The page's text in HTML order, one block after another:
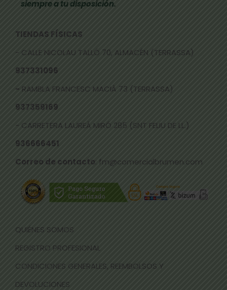
siempre a tu disposición.
TIENDAS FÍSICAS
- CALLE NICOLAU TALLÓ 70, ALMACÉN (TERRASSA)
937331096
- RAMBLA FRANCESC MACIÀ 73 (TERRASSA)
937359169
- CARRETERA LAUREÀ MIRÓ 285 (SNT FELIU DE LL.)
936666451
Correo de contacto: fm@comercialbrumen.com
QUIÉNES SOMOS
REGISTRO PROFESIONAL
CONDICIONES GENERALES, REEMBOLSOS Y
DEVOLUCIONES